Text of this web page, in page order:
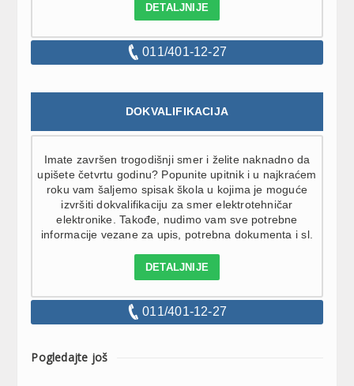
DETALJNIJE
011/401-12-27
DOKVALIFIKACIJA
Imate završen trogodišnji smer i želite naknadno da
upišete četvrtu godinu? Popunite upitnik i u najkraćem
roku vam šaljemo spisak škola u kojima je moguće
izvršiti dokvalifikaciju za smer elektrotehničar
elektronike. Takođe, nudimo vam sve potrebne
informacije vezane za upis, potrebna dokumenta i sl.
DETALJNIJE
011/401-12-27
Pogledajte još